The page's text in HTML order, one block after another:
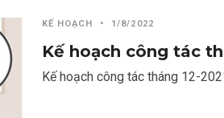
KẾ HOẠCH • 1/8/2022
Kế hoạch công tác
Kế hoạch công tác tháng 12-